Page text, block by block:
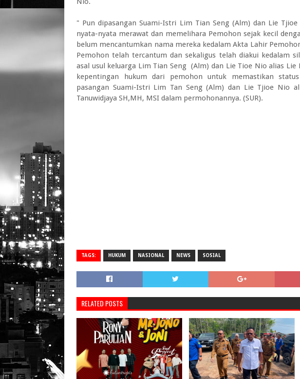
" Pun dipasangan Suami-Istri Lim Tian Seng (Alm) dan Lie
nyata-nyata merawat dan memelihara Pemohon sejak kecil
belum mencantumkan nama mereka kedalam Akta Lahir
Pemohon telah tercantum dan sekaligus telah diakui kedalam
asal usul keluarga Lim Tian Seng (Alm) dan Lie Tioe Nio alias
kepentingan hukum dari pemohon untuk memastikan
pasangan Suami-Istri Lim Tan Seng (Alm) dan Lie Tjioe Nio
Tanuwidjaya SH,MH, MSI dalam permohonannya. (SUR).
TAGS: HUKUM NASIONAL NEWS SOSIAL
RELATED POSTS